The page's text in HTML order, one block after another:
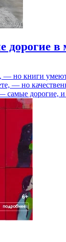
в
— но книги
— но
самые дорогие,